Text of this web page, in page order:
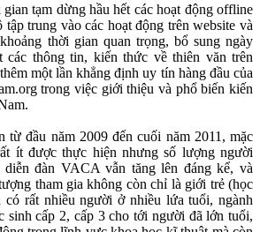
tạm dừng hầu hết các hoạt động offline
trung vào các hoạt động trên website và
thời gian quan trọng, bổ sung ngày
thông tin, kiến thức về thiên văn trên
một lần khẳng định uy tín hàng đầu của
trong việc giới thiệu và phổ biến kiến
từ đầu năm 2009 đến cuối năm 2011, mặc
ít được thực hiện nhưng số lượng người
diễn đàn VACA vẫn tăng lên đáng kể, và
tham gia không còn chỉ là giới trẻ (học
có rất nhiều người ở nhiều lứa tuổi, ngành
sinh cấp 2, cấp 3 cho tới người đã lớn tuổi,